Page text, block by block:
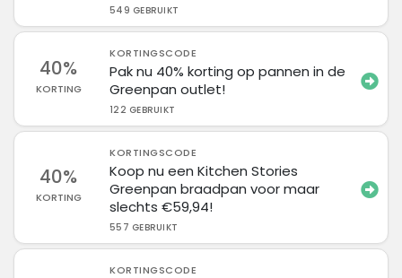
549 GEBRUIKT
40%
KORTING
KORTINGSCODE
Pak nu 40% korting op pannen in de
Greenpan outlet!
122 GEBRUIKT
40%
KORTING
KORTINGSCODE
Koop nu een Kitchen Stories
Greenpan braadpan voor maar
slechts €59,94!
557 GEBRUIKT
KORTINGSCODE